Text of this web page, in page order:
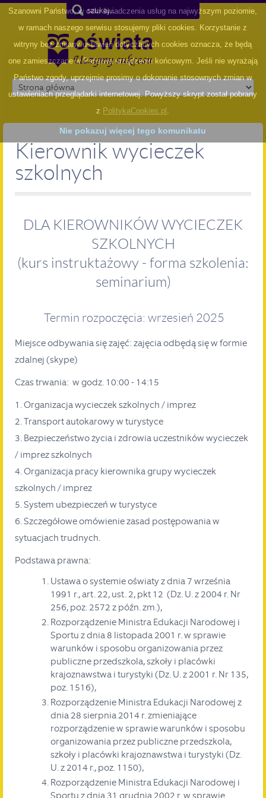
Kierownik wycieczek
szkolnych
DLA KIEROWNIKÓW WYCIECZEK
SZKOLNYCH
(kurs instruktażowy - forma szkolenia:
seminarium)
Termin rozpoczęcia: wrzesień 2025
Miejsce odbywania się zajęć: zajęcia odbędą się w formie
zdalnej (skype)
Czas trwania: w godz. 10:00 - 14:15
1. Organizacja wycieczek szkolnych / imprez
2. Transport autokarowy w turystyce
3. Bezpieczeństwo życia i zdrowia uczestników wycieczek
/ imprez szkolnych
4. Organizacja pracy kierownika grupy wycieczek
szkolnych / imprez
5. System ubezpieczeń w turystyce
6. Szczegółowe omówienie zasad postępowania w
sytuacjach trudnych.
Podstawa prawna:
Ustawa o systemie oświaty z dnia 7 września
1991 r., art. 22, ust. 2, pkt 12 (Dz. U. z 2004 r. Nr
256, poz. 2572 z późn. zm.),
Rozporządzenie Ministra Edukacji Narodowej i
Sportu z dnia 8 listopada 2001 r. w sprawie
warunków i sposobu organizowania przez
publiczne przedszkola, szkoły i placówki
krajoznawstwa i turystyki (Dz. U. z 2001 r. Nr 135,
poz. 1516),
Rozporządzenie Ministra Edukacji Narodowej z
dnia 28 sierpnia 2014 r. zmieniające
rozporządzenie w sprawie warunków i sposobu
organizowania przez publiczne przedszkola,
szkoły i placówki krajoznawstwa i turystyki (Dz.
U. z 2014 r., poz. 1150),
Rozporządzenie Ministra Edukacji Narodowej i
Sportu z dnia 31 grudnia 2002 r. w sprawie
Szanowni Państwo, w celu świadczenia usług na najwyższym poziomie,
w ramach naszego serwisu stosujemy pliki cookies. Korzystanie z
witryny bez zmiany ustawień dotyczących cookies oznacza, że będą
one zamieszczane w Państwa urządzeniu końcowym. Jeśli nie wyrażają
Państwo zgody, uprzejmie prosimy o dokonanie stosownych zmian w
ustawieniach przeglądarki internetowej. Powyższy skrypt został pobrany
z PolitykaCookies.pl .
Nie pokazuj więcej tego komunikatu